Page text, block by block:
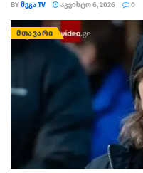
BYᲛᲔᲒᲐ TV ᲐᲒᲕᲘᲡᲢᲝ 6, 2026 0
ᲛᲗᲐᲕᲐᲠᲘ